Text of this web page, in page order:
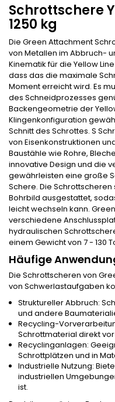
Schrottschere
1250 kg
Die Green Attachment
von Metallen im Abbruch-
Kinematik für die Yellow
dass das die maximale
Moment erreicht wird. Es
des Schneidprozesses
Backengeometrie der
Klingenkonfiguration
Schnitt des Schrottes. S
von Eisenkonstruktionen
Baustähle wie Rohre,
innovative Design und die
gewährleisten eine große
Schere. Die
Bohrbild ausgestattet,
leicht wechseln kann.
verschiedene
hydraulischen
einem Gewicht von 7 - 130
Häufige
Die Schrottscheren von
von Schwerlastaufgaben
Struktureller Abbruch:
und andere
Recycling-
Schrottmaterial direkt vor
Recyclinganlagen:
Schrottplätzen und in
Industrielle Nutzung:
industriellen
ist.